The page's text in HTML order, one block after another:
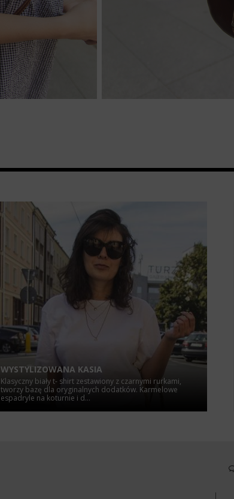
WYSTYLIZOWANA KASIA
Klasyczny biały t- shirt zestawiony z czarnymi rurkami,
tworzy bazę dla oryginalnych dodatków. Karmelowe
espadryle na koturnie i d...